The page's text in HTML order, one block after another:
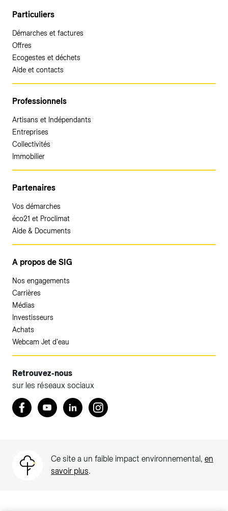
Particuliers
Démarches et factures
Offres
Ecogestes et déchets
Aide et contacts
Professionnels
Artisans et Indépendants
Entreprises
Collectivités
Immobilier
Partenaires
Vos démarches
éco21 et Proclimat
Aide & Documents
A propos de SIG
Nos engagements
Carrières
Médias
Investisseurs
Achats
Webcam Jet d'eau
Retrouvez-nous
sur les réseaux sociaux
Retrouvez nous sur Facebook
YoutubeLinkedInInstagram
Ce site a un faible impact environnemental, en
savoir plus.
Accéder à votre espace client SIG.
Votre espace client SIG n'est pas optimisé pour une
Particuliers)